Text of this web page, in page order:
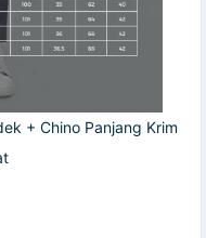
+ Chino Panjang Krim